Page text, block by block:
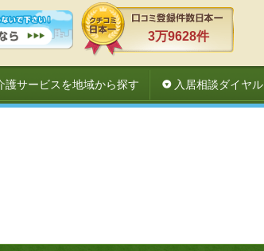
3万9628件
護サービスを地域から探す 入居相談ダイヤル